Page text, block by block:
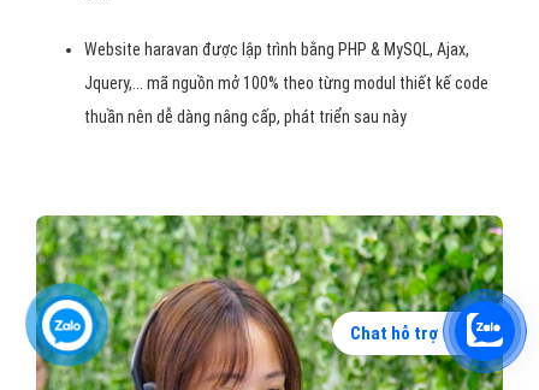
Website haravan được lập trình bằng PHP & MySQL, Ajax,
Jquery,... mã nguồn mở 100% theo từng modul thiết kế code
thuần nên dễ dàng nâng cấp, phát triển sau này
Chat hỗ trợ